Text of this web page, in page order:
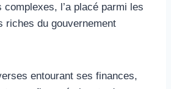
complexes, l’a placé parmi les
riches du gouvernement
entourant ses finances,